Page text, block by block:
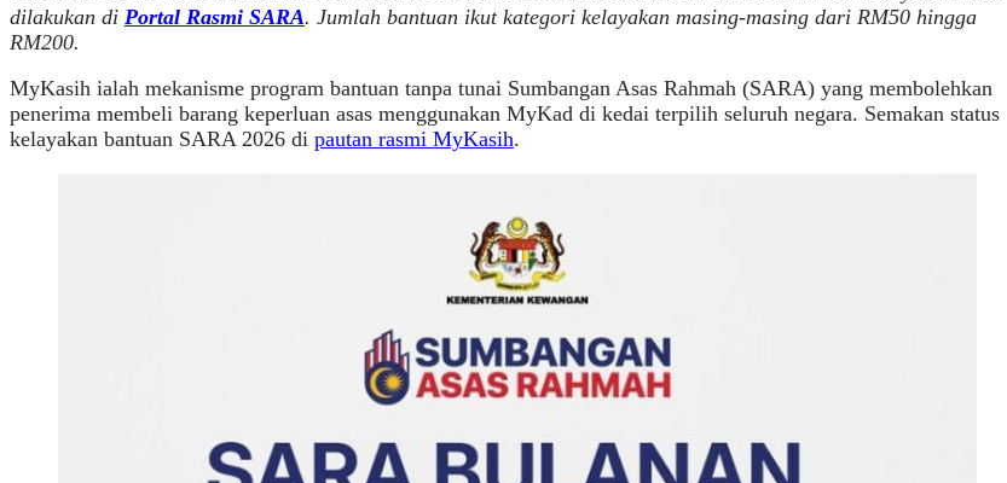
dilakukan di Portal Rasmi SARA. Jumlah bantuan ikut kategori kelayakan masing-masing dari RM50 hingga
RM200.
MyKasih ialah mekanisme program bantuan tanpa tunai Sumbangan Asas Rahmah (SARA) yang membolehkan
penerima membeli barang keperluan asas menggunakan MyKad di kedai terpilih seluruh negara. Semakan status
kelayakan bantuan SARA 2026 di pautan rasmi MyKasih.